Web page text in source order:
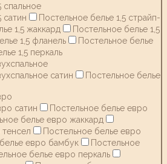
спальное
сатин
Постельное белье 1,5 страйп-
1,5 жаккард
Постельное белье 1,5
1,5 фланель
Постельное белье
1,5 перкаль
сатин
Постельное белье
сатин
Постельное белье евро
белье евро жаккард
Постельное белье евро
евро бамбук
Постельное
белье евро перкаль